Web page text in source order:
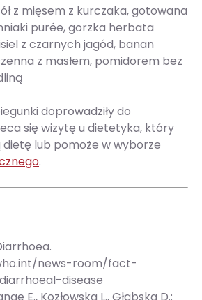
z mięsem z kurczaka, gotowana
purée, gorzka herbata
z czarnych jagód, banan
z masłem, pomidorem bez
doprowadziły do
się wizytę u dietetyka, który
dietę lub pomoże w wyborze
.
news-room/fact-
disease
E., Kozłowska L., Głąbska D.: